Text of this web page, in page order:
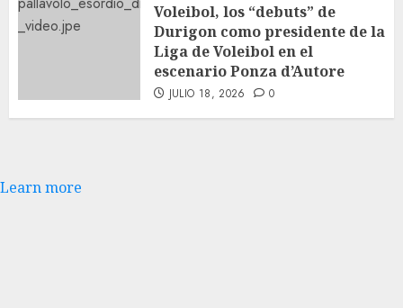
Voleibol, los “debuts” de
Durigon como presidente de la
Liga de Voleibol en el
escenario Ponza d’Autore
JULIO 18, 2026 0
Learn more